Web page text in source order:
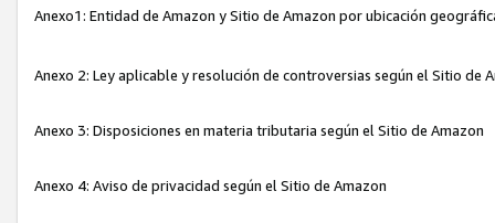
Anexo1: Entidad de Amazon y Sitio de Amazon por ubicación
Anexo 2: Ley aplicable y resolución de controversias según el Sitio de
Anexo 3: Disposiciones en materia tributaria según el Sitio de Amazon
Anexo 4: Aviso de privacidad según el Sitio de Amazon